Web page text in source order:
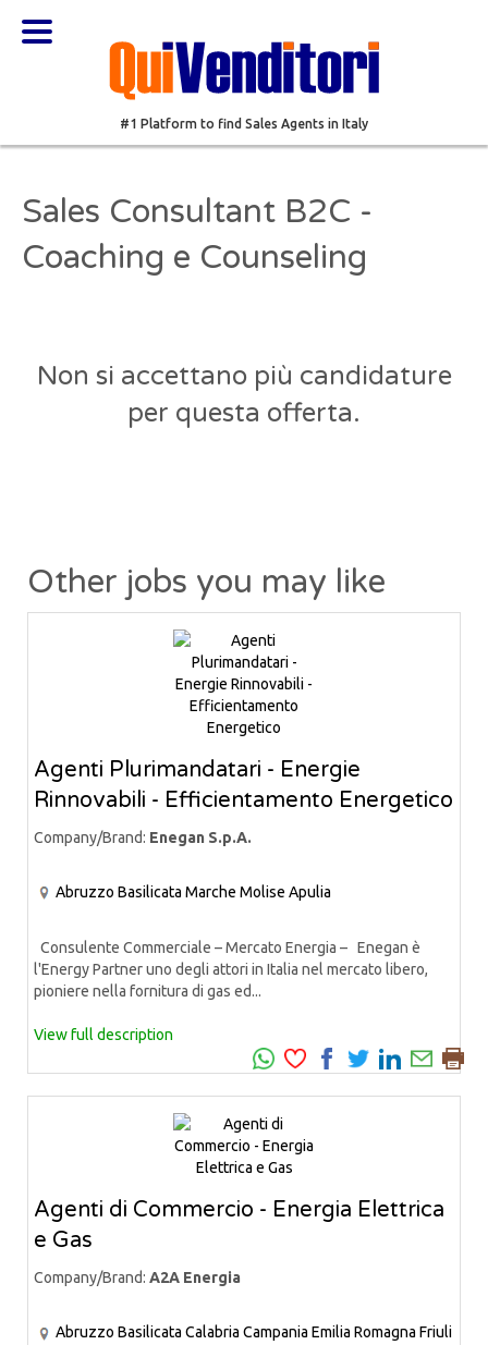
#1 Platform to find Sales Agents in Italy
Sales Consultant B2C -
Coaching e Counseling
Non si accettano più candidature
per questa offerta.
Other jobs you may like
Agenti Plurimandatari - Energie
Rinnovabili - Efficientamento Energetico
Company/Brand: Enegan S.p.A.
Abruzzo Basilicata Marche Molise Apulia
Consulente Commerciale – Mercato Energia – Enegan è
l'Energy Partner uno degli attori in Italia nel mercato libero,
pioniere nella fornitura di gas ed...
View full description
Agenti di Commercio - Energia Elettrica
e Gas
Company/Brand: A2A Energia
Abruzzo Basilicata Calabria Campania Emilia Romagna Friuli